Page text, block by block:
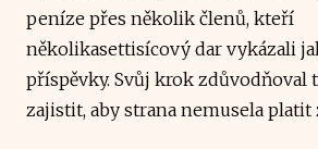
peníze přes několik členů, kteří
několikasettisícový dar vykázali
příspěvky. Svůj krok zdůvodňoval
zajistit, aby strana nemusela platit